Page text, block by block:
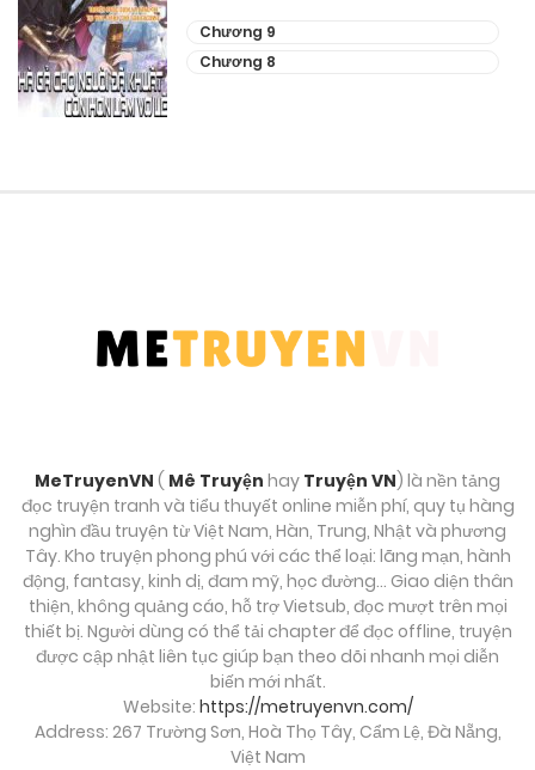
Chương 12
Tháng 9 28, 2025
Chương 11
Tháng 9 28, 2025
Chương 7
Tháng 9 28, 2025
Chương 6
Tháng 9 28, 2025
Chương 9
Chương 8
MeTruyenVN ( Mê Truyện hay Truyện VN) là nền tảng
đọc truyện tranh và tiểu thuyết online miễn phí, quy tụ hàng
nghìn đầu truyện từ Việt Nam, Hàn, Trung, Nhật và phương
Tây. Kho truyện phong phú với các thể loại: lãng mạn, hành
động, fantasy, kinh dị, đam mỹ, học đường… Giao diện thân
thiện, không quảng cáo, hỗ trợ Vietsub, đọc mượt trên mọi
thiết bị. Người dùng có thể tải chapter để đọc offline, truyện
được cập nhật liên tục giúp bạn theo dõi nhanh mọi diễn
biến mới nhất.
Website: https://metruyenvn.com/
Address: 267 Trường Sơn, Hoà Thọ Tây, Cẩm Lệ, Đà Nẵng,
Việt Nam